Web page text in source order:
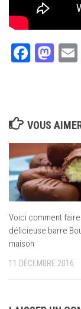
VOUS
Voici comment faire
délicieuse barre
maison
11 DÉCEMBRE 2016